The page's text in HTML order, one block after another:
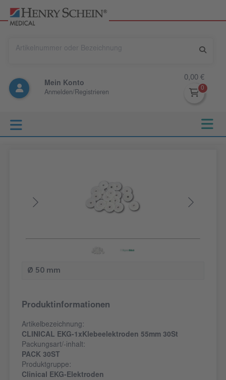
Mein Konto
Anmelden/Registrieren
0,00 €
Ø 50 mm
Produktinformationen
Artikelbezeichnung:
CLINICAL EKG-1xKlebeelektroden 55mm 30St
Packungsart/-inhalt:
PACK 30ST
Produktgruppe:
Clinical EKG-Elektroden